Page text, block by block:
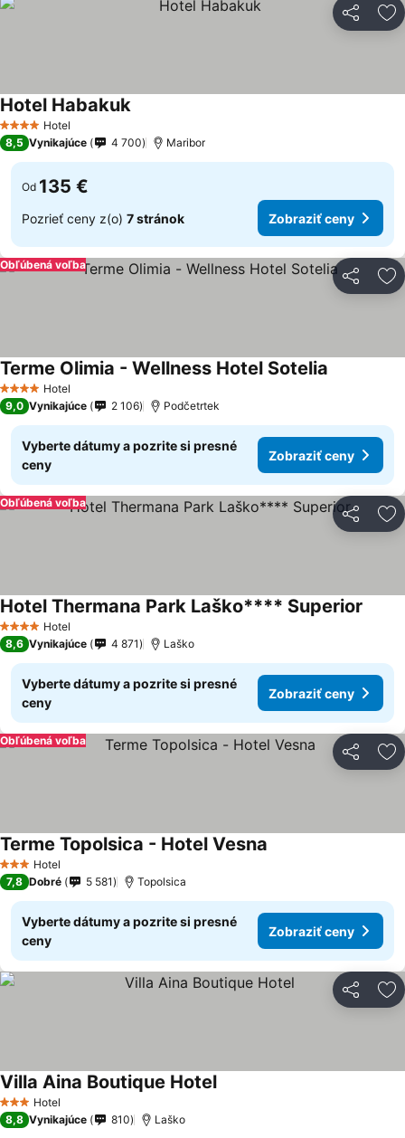
Zdieľať
4 Počet hviezdičiek
Hotel
Hotel Habakuk
8,5 Vynikajúce 4 700 Maribor
Od 135 €
Pozrieť ceny z(o) 7 stránok Zobraziť ceny
Zdieľať
Obľúbená voľba
4 Počet hviezdičiek
Hotel
Terme Olimia - Wellness Hotel Sotelia
9,0 Vynikajúce 2 106 Podčetrtek
Vyberte dátumy a pozrite si presné
ceny
Zobraziť ceny
Zdieľať
Obľúbená voľba
4 Počet hviezdičiek
Hotel
Hotel Thermana Park Laško**** Superior
8,6 Vynikajúce 4 871 Laško
Vyberte dátumy a pozrite si presné
ceny
Zobraziť ceny
Zdieľať
Obľúbená voľba
3 Počet hviezdičiek
Hotel
Terme Topolsica - Hotel Vesna
7,8 Dobré 5 581 Topolsica
Vyberte dátumy a pozrite si presné
ceny
Zobraziť ceny
Zdieľať
3 Počet hviezdičiek
Hotel
Villa Aina Boutique Hotel
8,8 Vynikajúce 810 Laško